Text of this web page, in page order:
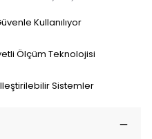
Kullanılıyor
Ölçüm Teknolojisi
Sistemler